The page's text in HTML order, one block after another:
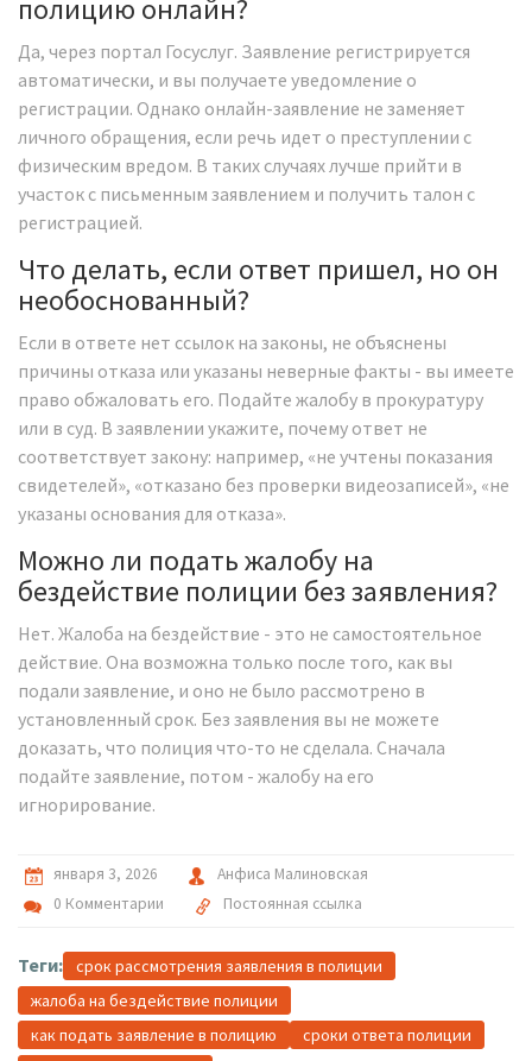
полицию онлайн?
Да, через портал Госуслуг. Заявление регистрируется
автоматически, и вы получаете уведомление о
регистрации. Однако онлайн-заявление не заменяет
личного обращения, если речь идет о преступлении с
физическим вредом. В таких случаях лучше прийти в
участок с письменным заявлением и получить талон с
регистрацией.
Что делать, если ответ пришел, но он
необоснованный?
Если в ответе нет ссылок на законы, не объяснены
причины отказа или указаны неверные факты - вы имеете
право обжаловать его. Подайте жалобу в прокуратуру
или в суд. В заявлении укажите, почему ответ не
соответствует закону: например, «не учтены показания
свидетелей», «отказано без проверки видеозаписей», «не
указаны основания для отказа».
Можно ли подать жалобу на
бездействие полиции без заявления?
Нет. Жалоба на бездействие - это не самостоятельное
действие. Она возможна только после того, как вы
подали заявление, и оно не было рассмотрено в
установленный срок. Без заявления вы не можете
доказать, что полиция что-то не сделала. Сначала
подайте заявление, потом - жалобу на его
игнорирование.
января 3, 2026
Анфиса Малиновская
0 Комментарии
Постоянная ссылка
Теги:
срок рассмотрения заявления в полиции
жалоба на бездействие полиции
как подать заявление в полицию
сроки ответа полиции